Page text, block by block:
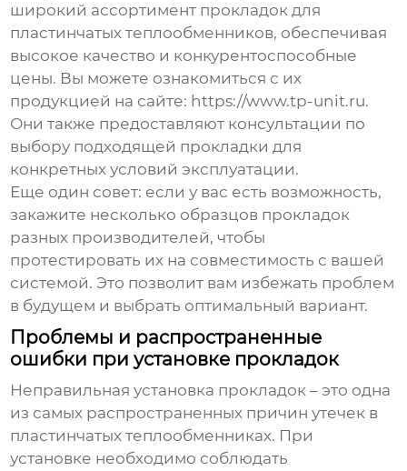
широкий ассортимент прокладок для
пластинчатых теплообменников, обеспечивая
высокое качество и конкурентоспособные
цены. Вы можете ознакомиться с их
продукцией на сайте: https://www.tp-unit.ru.
Они также предоставляют консультации по
выбору подходящей прокладки для
конкретных условий эксплуатации.
Еще один совет: если у вас есть возможность,
закажите несколько образцов прокладок
разных производителей, чтобы
протестировать их на совместимость с вашей
системой. Это позволит вам избежать проблем
в будущем и выбрать оптимальный вариант.
Проблемы и распространенные
ошибки при установке прокладок
Неправильная установка прокладок – это одна
из самых распространенных причин утечек в
пластинчатых теплообменниках. При
установке необходимо соблюдать